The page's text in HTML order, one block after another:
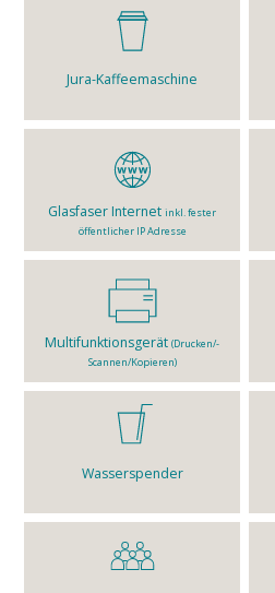
Jura-Kaffeemaschine
Glasfaser Internetinkl. fester
öffentlicher IP Adresse
Multifunktionsgerät(Drucken/­
Scannen/­Kopieren)
Wasserspender